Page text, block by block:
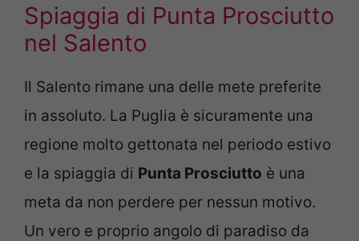
Spiaggia di Punta Prosciutto
nel Salento
Il Salento rimane una delle mete preferite
in assoluto. La Puglia è sicuramente una
regione molto gettonata nel periodo estivo
e la spiaggia di Punta Prosciutto è una
meta da non perdere per nessun motivo.
Un vero e proprio angolo di paradiso da